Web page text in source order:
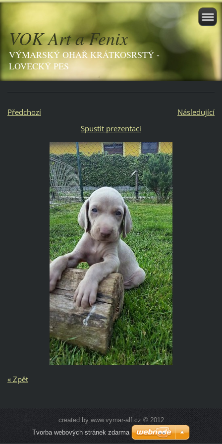
VOK Art a Fenix
VÝMARSKÝ OHAŘ KRÁTKOSRSTÝ -
LOVECKÝ PES
Předchozí
Následující
Spustit prezentaci
« Zpět
created by www.vymar-alf.cz © 2012
Tvorba webových stránek zdarma